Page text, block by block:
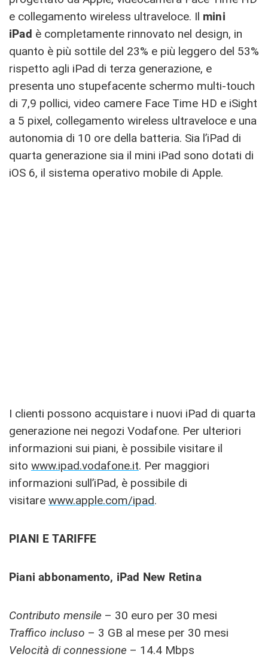
e collegamento wireless ultraveloce. Il mini
iPad è completamente rinnovato nel design, in
quanto è più sottile del 23% e più leggero del 53%
rispetto agli iPad di terza generazione, e
presenta uno stupefacente schermo multi-touch
di 7,9 pollici, video camere Face Time HD e iSight
a 5 pixel, collegamento wireless ultraveloce e una
autonomia di 10 ore della batteria. Sia l’iPad di
quarta generazione sia il mini iPad sono dotati di
iOS 6, il sistema operativo mobile di Apple.
I clienti possono acquistare i nuovi iPad di quarta
generazione nei negozi Vodafone. Per ulteriori
informazioni sui piani, è possibile visitare il
sito www.ipad.vodafone.it. Per maggiori
informazioni sull’iPad, è possibile di
visitare www.apple.com/ipad.
PIANI E TARIFFE
Piani abbonamento, iPad New Retina
Contributo mensile – 30 euro per 30 mesi
Traffico incluso – 3 GB al mese per 30 mesi
Velocità di connessione – 14.4 Mbps